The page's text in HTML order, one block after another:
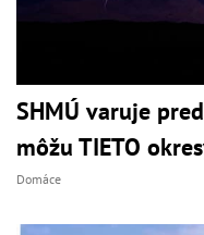
SHMÚ varuje
môžu TIETO
Domáce